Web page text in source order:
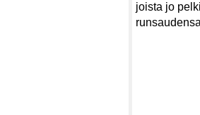
joista jo